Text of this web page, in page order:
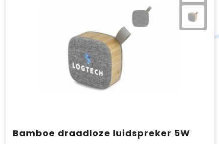
Bamboe draadloze luidspreker 5W